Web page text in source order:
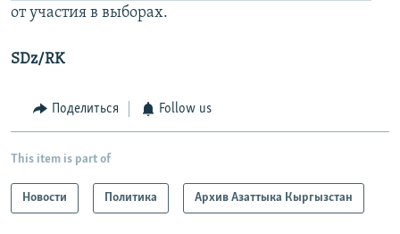
от участия в выборах.
SDz/RK
Поделиться Follow us
This item is part of
Новости Политика Архив Азаттыка Кыргызстан